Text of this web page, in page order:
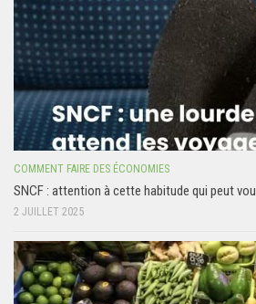
COMMENT FAIRE DES ÉCONOMIES
SNCF : attention à cette habitude qui peut
2 JUILLET 2025